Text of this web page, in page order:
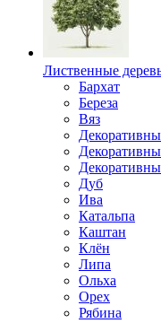
Лиственные
Бархат
Береза
Вяз
Дуб
Ива
Катальпа
Каштан
Клён
Липа
Ольха
Орех
Рябина